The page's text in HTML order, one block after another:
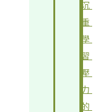
沉
重
學
習
壓
力
的